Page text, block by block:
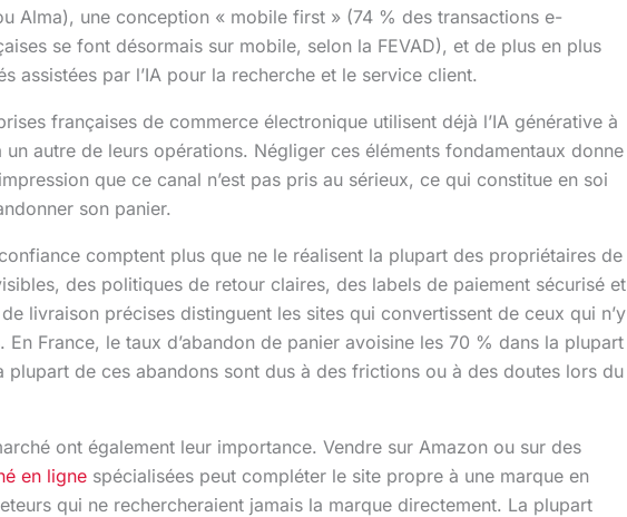
Alma), une conception « mobile first » (74 % des transactions e-
se font désormais sur mobile, selon la FEVAD), et de plus en plus
assistées par l’IA pour la recherche et le service client.
françaises de commerce électronique utilisent déjà l’IA générative à
un autre de leurs opérations. Négliger ces éléments fondamentaux donne
que ce canal n’est pas pris au sérieux, ce qui constitue en soi
son panier.
comptent plus que ne le réalisent la plupart des propriétaires de
des politiques de retour claires, des labels de paiement sécurisé et
livraison précises distinguent les sites qui convertissent de ceux qui n’y
En France, le taux d’abandon de panier avoisine les 70 % dans la plupart
plupart de ces abandons sont dus à des frictions ou à des doutes lors du
ont également leur importance. Vendre sur Amazon ou sur des
en ligne spécialisées peut compléter le site propre à une marque en
qui ne rechercheraient jamais la marque directement. La plupart